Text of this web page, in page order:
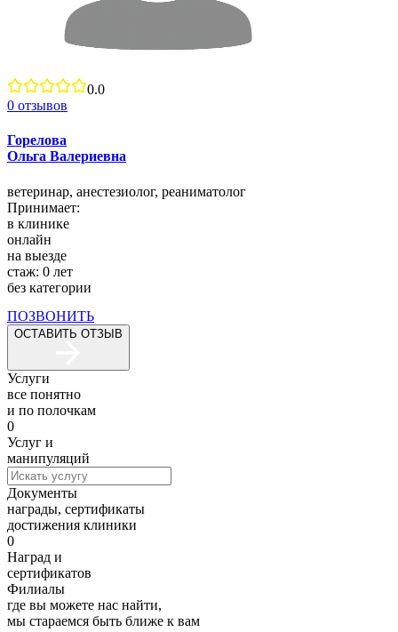
0.0
0 отзывов
Горелова
Ольга Валериевна
ветеринар, анестезиолог, реаниматолог
Принимает:
в клинике
онлайн
на выезде
стаж: 0 лет
без категории
ПОЗВОНИТЬ
ОСТАВИТЬ ОТЗЫВ
Услуги
все понятно
и по полочкам
0
Услуг и
манипуляций
Документы
награды, сертификаты
достижения клиники
0
Наград и
сертификатов
Филиалы
где вы можете нас найти,
мы стараемся быть ближе к вам